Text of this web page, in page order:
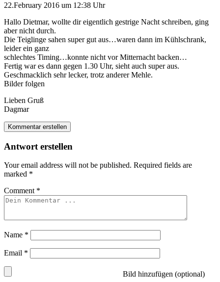
22.February 2016 um 12:38 Uhr
Hallo Dietmar, wollte dir eigentlich gestrige Nacht schreiben, ging
aber nicht durch.
Die Teiglinge sahen super gut aus…waren dann im Kühlschrank,
leider ein ganz
schlechtes Timing…konnte nicht vor Mitternacht backen…
Fertig war es dann gegen 1.30 Uhr, sieht auch super aus.
Geschmacklich sehr lecker, trotz anderer Mehle.
Bilder folgen
Lieben Gruß
Dagmar
Kommentar erstellen
Antwort erstellen
Your email address will not be published. Required fields are
marked *
Comment *
Name *
Email *
Bild hinzufügen (optional)